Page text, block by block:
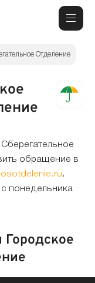
Отделение
обращение в
.
понедельника